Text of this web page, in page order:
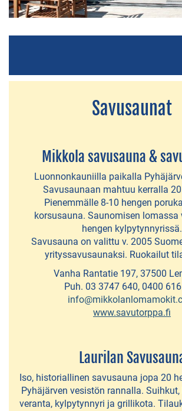
MAJOITUS
Hotelli
Hovi
Lempäälän
Luontaiskylpylä
Huvilat
lomamökit
Karavaanarit
MAATILAMAJOITUS
Savusaunat
Mikkola savusauna &
Luonnonkauniilla paikalla
Savusaunaan mahtuu kerralla
Pienemmälle 8-10 hengen
korsusauna. Saunomisen lomassa
hengen kylpytynnyrissä.
Savusauna on valittu v. 2005
yrityssavusaunaksi. Ruokailut
Vanha Rantatie 197, 37500
Puh. 03 3747 640, 0400
www.savutorppa.fi
Laurilan
Iso, historiallinen savusauna jopa 20
Pyhäjärven vesistön rannalla.
veranta, kylpytynnyri ja grillikota.